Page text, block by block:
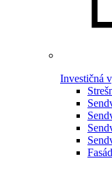
Investičná